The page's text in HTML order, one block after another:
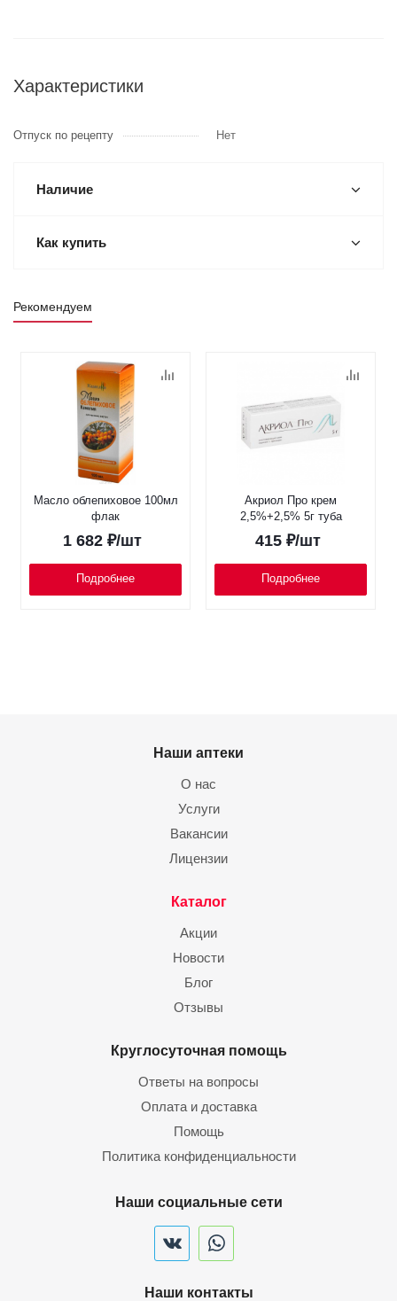
Характеристики
Отпуск по рецепту Нет
Наличие
Как купить
Рекомендуем
Масло облепиховое 100мл
флак
1 682 ₽/шт
Подробнее
Акриол Про крем
2,5%+2,5% 5г туба
415₽/шт
Подробнее
Наши аптеки
О нас
Услуги
Вакансии
Лицензии
Каталог
Акции
Новости
Блог
Отзывы
Круглосуточная помощь
Ответы на вопросы
Оплата и доставка
Помощь
Политика конфиденциальности
Наши социальные сети
Наши контакты